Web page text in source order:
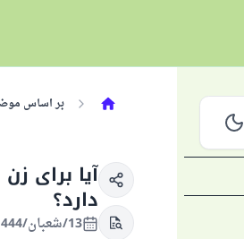
بر اساس
آیا برای
دارد؟
13/شعبان/1444 , 05/اسفند/2023